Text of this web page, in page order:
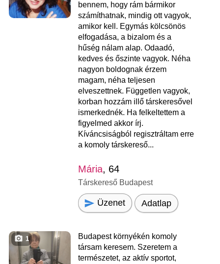
bennem, hogy rám bármikor
számíthatnak, mindig ott vagyok,
amikor kell. Egymás kölcsönös
elfogadása, a bizalom és a
hűség nálam alap. Odaadó,
kedves és őszinte vagyok. Néha
nagyon boldognak érzem
magam, néha teljesen
elveszettnek. Független vagyok,
korban hozzám illő társkeresővel
ismerkednék. Ha felkeltettem a
figyelmed akkor írj.
Kíváncsiságból regisztráltam erre
a komoly társkereső...
Mária, 64
Társkereső Budapest
Üzenet Adatlap
1
Budapest környékén komoly
társam keresem. Szeretem a
természetet, az aktív sportot,